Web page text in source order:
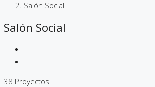
Salón Social
Salón Social
38 Proyectos